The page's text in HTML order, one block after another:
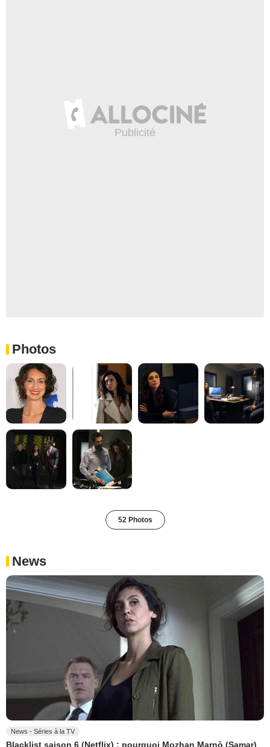
Photos
52 Photos
News
News - Séries à la TV
Blacklist saison 6 (Netflix) : pourquoi Mozhan Marnò (Samar)